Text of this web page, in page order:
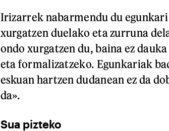
Irizarrek nabarmendu du
xurgatzen duelako eta zurruna
ondo xurgatzen du, baina ez
eta formalizatzeko. Egunkariak
eskuan hartzen dudanean ez da
da».
Sua pizteko